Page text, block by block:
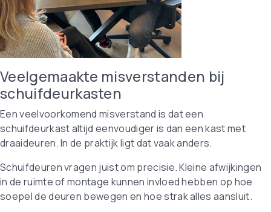
Veelgemaakte misverstanden bij
schuifdeurkasten
Een veelvoorkomend misverstand is dat een
schuifdeurkast altijd eenvoudiger is dan een kast met
draaideuren. In de praktijk ligt dat vaak anders.
Schuifdeuren vragen juist om precisie. Kleine afwijkingen
in de ruimte of montage kunnen invloed hebben op hoe
soepel de deuren bewegen en hoe strak alles aansluit.